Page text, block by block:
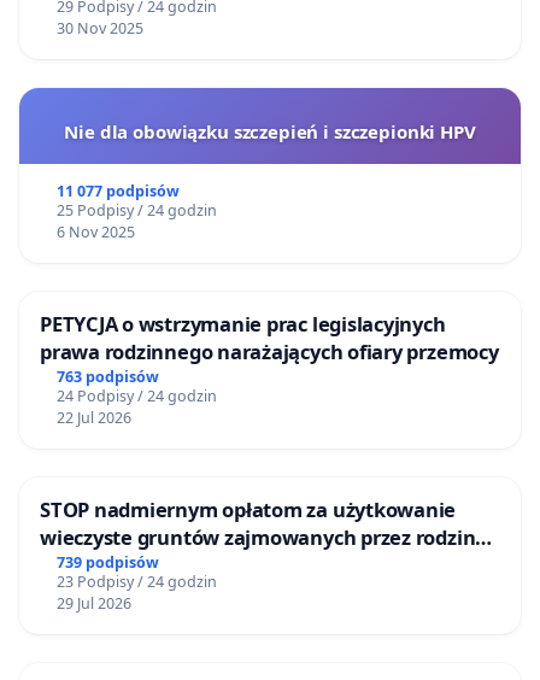
29 Podpisy / 24 godzin
30 Nov 2025
Nie dla obowiązku szczepień i szczepionki HPV
11 077 podpisów
25 Podpisy / 24 godzin
6 Nov 2025
PETYCJA o wstrzymanie prac legislacyjnych
prawa rodzinnego narażających ofiary przemocy
763 podpisów
24 Podpisy / 24 godzin
22 Jul 2026
STOP nadmiernym opłatom za użytkowanie
wieczyste gruntów zajmowanych przez rodzinne
ogrody działkowe.
739 podpisów
23 Podpisy / 24 godzin
29 Jul 2026